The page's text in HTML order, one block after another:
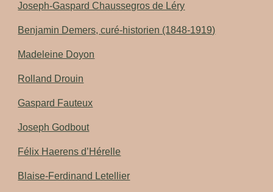
Joseph-Gaspard Chaussegros de Léry
Benjamin Demers, curé-historien (1848-1919)
Madeleine Doyon
Rolland Drouin
Gaspard Fauteux
Joseph Godbout
Félix Haerens d’Hérelle
Blaise-Ferdinand Letellier